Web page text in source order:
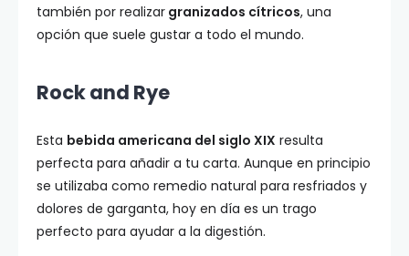
también por realizar granizados cítricos, una
opción que suele gustar a todo el mundo.
Rock and Rye
Esta bebida americana del siglo XIX resulta
perfecta para añadir a tu carta. Aunque en principio
se utilizaba como remedio natural para resfriados y
dolores de garganta, hoy en día es un trago
perfecto para ayudar a la digestión.